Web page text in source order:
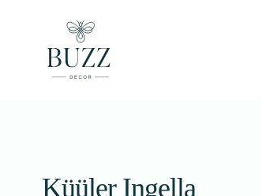
Küüler Ingella